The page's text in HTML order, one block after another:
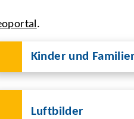
.
Kinder und
Luftbilder